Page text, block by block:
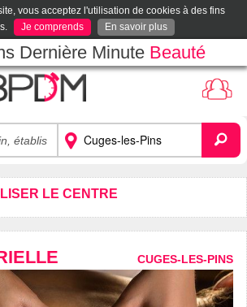
vous acceptez l'utilisation de cookies à des fins
Je comprends En savoir plus
Dernière Minute Beauté
LE CENTRE
CUGES-LES-PINS